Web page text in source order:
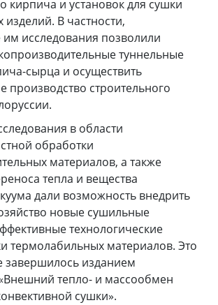
кирпича и установок для сушки
изделий. В частности,
исследования позволили
туннельные
сырца и осуществить
производство строительного
в области
обработки
материалов, а также
тепла и вещества
дали возможность внедрить
новые сушильные
технологические
термолабильных материалов. Это
завершилось изданием
тепло- и массообмен
сушки».